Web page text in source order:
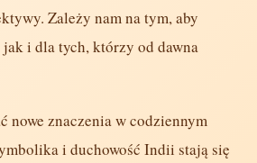
Zależy nam na tym, aby
i dla tych, którzy od dawna
znaczenia w codziennym
i duchowość Indii stają się